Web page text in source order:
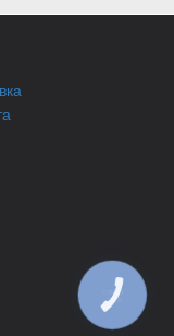
КНОПКА
ЗВ'ЯЗКУ